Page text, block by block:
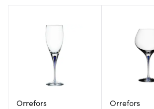
Orrefors Orrefors